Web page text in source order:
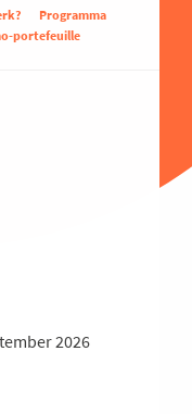
Programma
portefeuille
2026